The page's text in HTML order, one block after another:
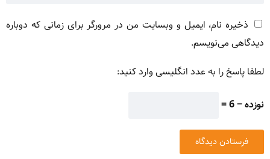
ذخیره نام، ایمیل و وبسایت من در مرورگر برای زمانی که دوباره
دیدگاهی می‌نویسم.
لطفا پاسخ را به عدد انگلیسی وارد کنید:
نوزده − 6 =